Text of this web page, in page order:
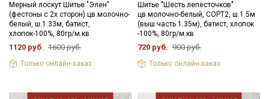
Мерный лоскут Шитье "Элен"
(фестоны с 2х сторон) цв.молочно-
белый, ш.1.33м, батист,
хлопок-100%, 80гр/м.кв
1120 руб. 1600 руб.
Только онлайн-заказ
Шитье "Шесть лепесточков"
цв.молочно-белый, СОРТ2, ш.1.5м
(выш.часть 1.35м), батист, хлопок
-100%, 80гр/м.кв
720 руб. 900 руб.
Только онлайн-заказ
Электронная почта